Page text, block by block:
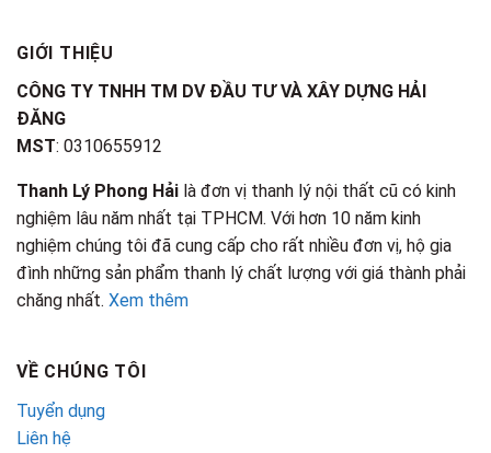
GIỚI THIỆU
CÔNG TY TNHH TM DV ĐẦU TƯ VÀ XÂY DỰNG HẢI
ĐĂNG
MST: 0310655912
Thanh Lý Phong Hải là đơn vị thanh lý nội thất cũ có kinh
nghiệm lâu năm nhất tại TPHCM. Với hơn 10 năm kinh
nghiệm chúng tôi đã cung cấp cho rất nhiều đơn vị, hộ gia
đình những sản phẩm thanh lý chất lượng với giá thành phải
chăng nhất. Xem thêm
VỀ CHÚNG TÔI
Tuyển dụng
Liên hệ